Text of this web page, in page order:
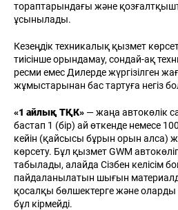
тораптарындағы және
ұсынылады.
Кезеңдік техникалық қызмет
тиісінше орындамау, сондай-ақ
ресми емес Дилерде жүргізілген
жұмыстарынан бас тартуға негіз
«1 айлық ТҚК» — жаңа автокөлік
бастап 1 (бір) ай өткенде немесе
кейін (қайсысы бұрын орын алса)
көрсету. Бұл қызмет GWM
табылады, алайда Сізбен келісім
пайдаланылатын шығын
қосалқы бөлшектерге және
бұл кірмейді.